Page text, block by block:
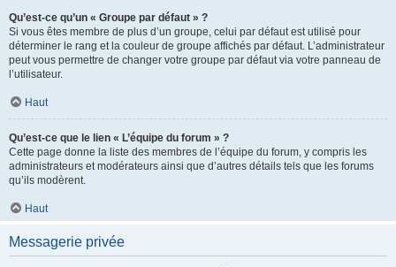
Qu’est-ce qu’un « Groupe par défaut » ?
Si vous êtes membre de plus d’un groupe, celui par défaut est utilisé pour
déterminer le rang et la couleur de groupe affichés par défaut. L’administrateur
peut vous permettre de changer votre groupe par défaut via votre panneau de
l’utilisateur.
Haut
Qu’est-ce que le lien « L’équipe du forum » ?
Cette page donne la liste des membres de l’équipe du forum, y compris les
administrateurs et modérateurs ainsi que d’autres détails tels que les forums
qu’ils modèrent.
Haut
Messagerie privée